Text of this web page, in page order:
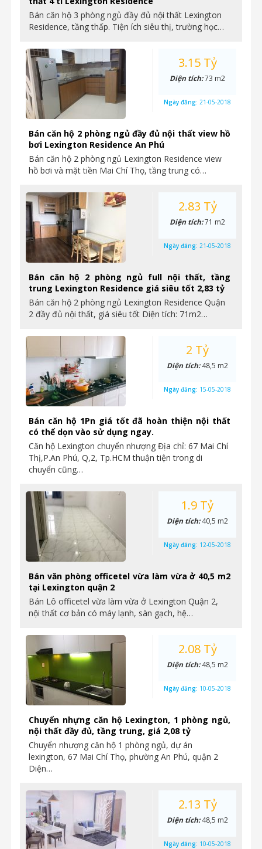
Bán căn hộ 3 phòng ngủ đầy đủ nội thất Lexington
Residence, tầng thấp. Tiện ích siêu thị, trường học…
Bán căn hộ 2 phòng ngủ đầy đủ nội thất view hồ
bơi Lexington Residence An Phú
Bán căn hộ 2 phòng ngủ Lexington Residence view
hồ bơi và mặt tiền Mai Chí Thọ, tầng trung có…
3.15 Tỷ
Diện tích:73 m2
Ngày đăng: 21-05-2018
Bán căn hộ 2 phòng ngủ full nội thất, tầng
trung Lexington Residence giá siêu tốt 2,83 tỷ
Bán căn hộ 2 phòng ngủ Lexington Residence Quận
2 đầy đủ nội thất, giá siêu tốt Diện tích: 71m2…
2.83 Tỷ
Diện tích:71 m2
Ngày đăng: 21-05-2018
Bán căn hộ 1Pn giá tốt đã hoàn thiện nội thất
có thể dọn vào sử dụng ngay.
Căn hộ Lexington chuyển nhượng Địa chỉ: 67 Mai Chí
Thị,P.An Phú, Q,2, Tp.HCM thuận tiện trong di
chuyển cũng…
2 Tỷ
Diện tích:48,5 m2
Ngày đăng: 15-05-2018
Bán văn phòng officetel vừa làm vừa ở 40,5 m2
tại Lexington quận 2
Bán Lô officetel vừa làm vừa ở Lexington Quận 2,
nội thất cơ bản có máy lạnh, sàn gạch, hệ…
1.9 Tỷ
Diện tích:40,5 m2
Ngày đăng: 12-05-2018
Chuyển nhựng căn hộ Lexington, 1 phòng ngủ,
nội thất đầy đủ, tầng trung, giá 2,08 tỷ
Chuyển nhượng căn hộ 1 phòng ngủ, dự án
lexington, 67 Mai Chí Thọ, phường An Phú, quận 2
Diện…
2.08 Tỷ
Diện tích:48,5 m2
Ngày đăng: 10-05-2018
2.13 Tỷ
Diện tích:48,5 m2
Ngày đăng: 10-05-2018